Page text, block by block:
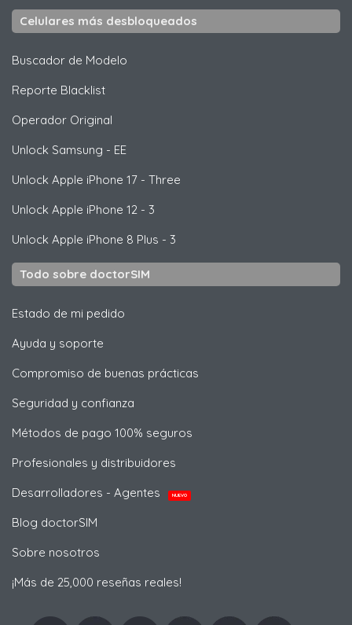
Celulares más desbloqueados
Buscador de Modelo
Reporte Blacklist
Operador Original
Unlock Samsung - EE
Unlock Apple iPhone 17 - Three
Unlock Apple iPhone 12 - 3
Unlock Apple iPhone 8 Plus - 3
Todo sobre doctorSIM
Estado de mi pedido
Ayuda y soporte
Compromiso de buenas prácticas
Seguridad y confianza
Métodos de pago 100% seguros
Profesionales y distribuidores
Desarrolladores - Agentes
NUEVO
Blog doctorSIM
Sobre nosotros
¡Más de 25,000 reseñas reales!